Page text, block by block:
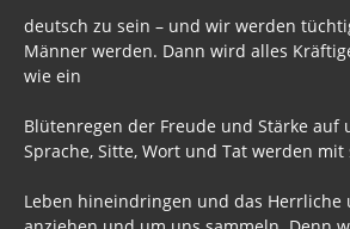
Wichtige Vorträge
Dezember - Januar 2019
Archiv Umwelt 2017
Archiv Gesundheit 2017
deutsch zu sein – und wir werden
Männer werden. Dann wird alles
wie ein
Blütenregen der Freude und Stärke auf
Sprache, Sitte, Wort und Tat werden
Leben hineindringen und das Herrliche